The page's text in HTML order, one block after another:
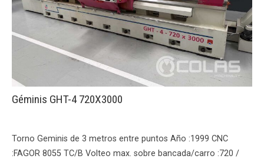
Géminis GHT-4 720X3000
Torno Geminis de 3 metros entre puntos Año :1999 CNC
:FAGOR 8055 TC/B Volteo max. sobre bancada/carro :720 /